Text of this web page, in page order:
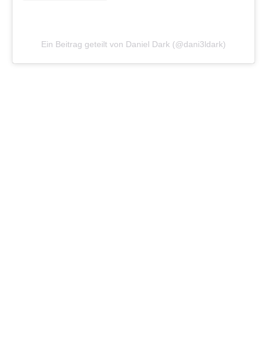
Ein Beitrag geteilt von Daniel Dark (@dani3ldark)